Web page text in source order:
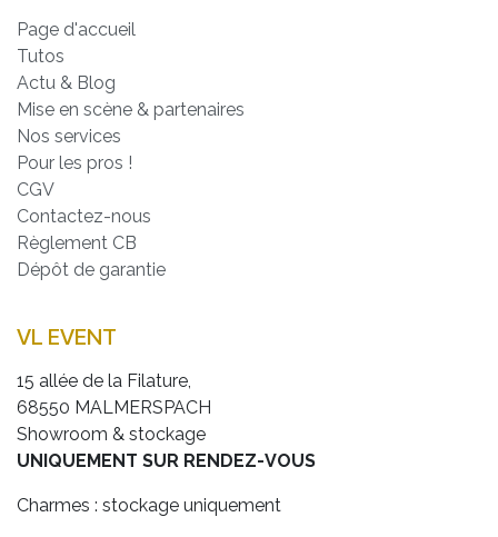
Page d'accueil
Tutos
Actu & Blog
Mise en scène & partenaires
Nos services
Pour les pros !
CGV
Contactez-nous
Règlement CB
Dépôt de garantie
VL EVENT
15 allée de la Filature,
68550 MALMERSPACH
Showroom & stockage
UNIQUEMENT SUR RENDEZ-VOUS
Charmes : stockage uniquement